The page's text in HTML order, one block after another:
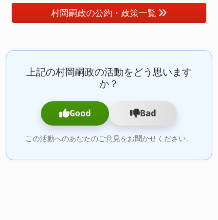
村岡嗣政の公約・政策一覧
上記の村岡嗣政の活動をどう思います
か？
Good Bad
この活動へのあなたのご意見をお聞かせください。